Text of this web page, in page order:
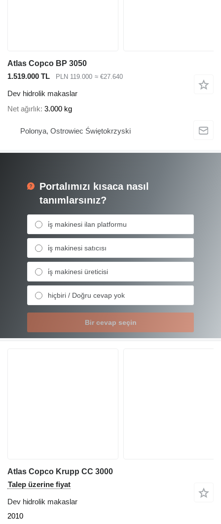
Atlas Copco BP 3050
1.519.000 TL
PLN 119.000 ≈ €27.640
Dev hidrolik makaslar
Net ağırlık 3.000 kg
Polonya, Ostrowiec Świętokrzyski
Portalımızı kısaca nasıl
tanımlarsınız?
i̇ş makinesi ilan platformu
i̇ş makinesi satıcısı
i̇ş makinesi üreticisi
hiçbiri / Doğru cevap yok
Bir cevap seçin
Atlas Copco Krupp CC 3000
Talep üzerine fiyat
Dev hidrolik makaslar
2010